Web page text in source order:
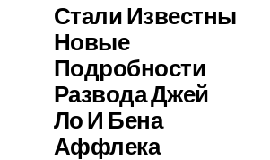
Стали Известны
Новые
Подробности
Развода Джей
Ло И Бена
Аффлека